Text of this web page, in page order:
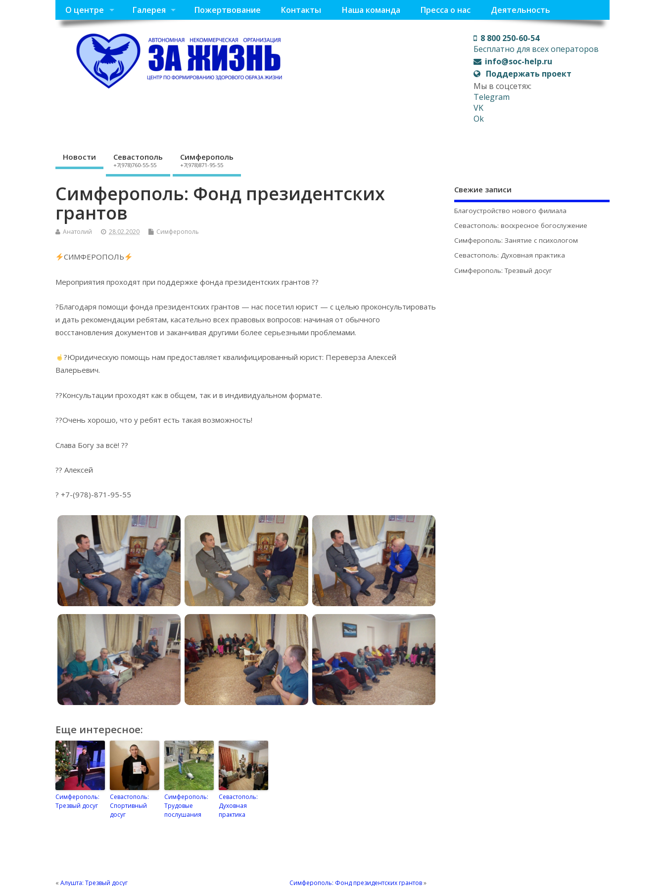
О центре Галерея Пожертвование Контакты Наша команда Пресса о нас Деятельность
8 800 250-60-54
Бесплатно для всех операторов
info@soc-help.ru
Поддержать проект
Мы в соцсетях:
Telegram
VK
Ok
Новости Севастополь
+7(978)760-55-55
Симферополь
+7(978)871-95-55
Симферополь: Фонд президентских
грантов
Анатолий 28.02.2020 Симферополь
СИМФЕРОПОЛЬ
Мероприятия проходят при поддержке фонда президентских грантов ??
?Благодаря помощи фонда президентских грантов — нас посетил юрист — с целью проконсультировать
и дать рекомендации ребятам, касательно всех правовых вопросов: начиная от обычного
восстановления документов и заканчивая другими более серьезными проблемами.
?Юридическую помощь нам предоставляет квалифицированный юрист: Переверза Алексей
Валерьевич.
??Консультации проходят как в общем, так и в индивидуальном формате.
??Очень хорошо, что у ребят есть такая возможность!
Слава Богу за всё! ??
?? Алексей
? +7-(978)-871-95-55
Еще интересное:
Симферополь:
Трезвый досуг
Севастополь:
Спортивный
досуг
Симферополь:
Трудовые
послушания
Севастополь:
Духовная
практика
« Алушта: Трезвый досуг Симферополь: Фонд президентских грантов»
Свежие записи
Благоустройство нового филиала
Севастополь: воскресное богослужение
Симферополь: Занятие с психологом
Севастополь: Духовная практика
Симферополь: Трезвый досуг